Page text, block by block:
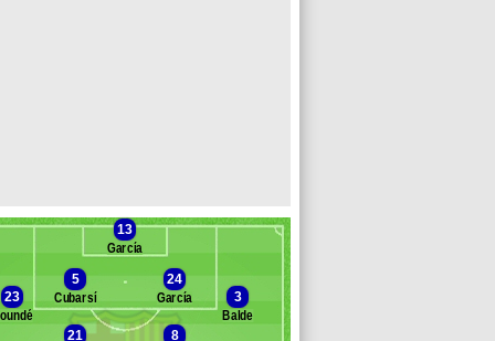
13
García
5
Cubarsí
24
García
23
3
Balde
21
8